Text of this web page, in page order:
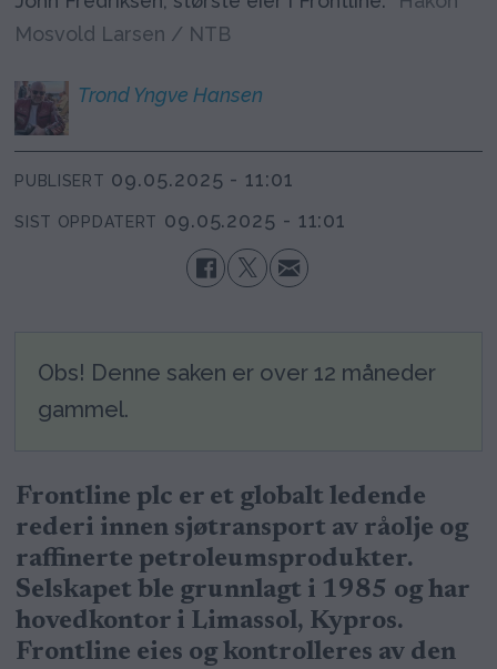
Mosvold Larsen / NTB
Trond Yngve Hansen
PUBLISERT 09.05.2025 - 11:01
SIST OPPDATERT 09.05.2025 - 11:01
Obs! Denne saken er over 12 måneder
gammel.
Frontline plc er et globalt ledende
rederi innen sjøtransport av råolje og
raffinerte petroleumsprodukter.
Selskapet ble grunnlagt i 1985 og har
hovedkontor i Limassol, Kypros.
Frontline eies og kontrolleres av den